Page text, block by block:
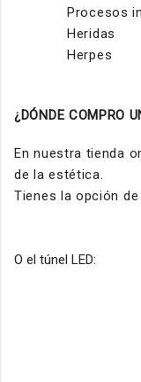
Procesos
Heridas
Herpes
¿DÓNDE COMPRO
En nuestra tienda
de la estética.
Tienes la opción de
O el túnel LED: